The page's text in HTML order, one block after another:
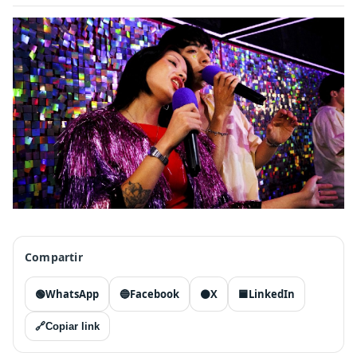
Compartir
🟢WhatsApp 🔵Facebook ⚫X 🟦LinkedIn
🔗Copiar link